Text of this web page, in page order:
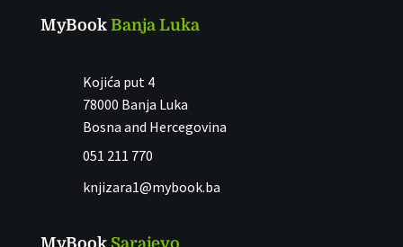
MyBook Banja Luka
Kojića put 4
78000 Banja Luka
Bosna and Hercegovina
051 211 770
knjizara1@mybook.ba